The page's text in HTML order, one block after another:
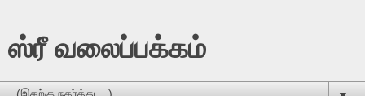
ஸ்ரீ வலைப்பக்கம்